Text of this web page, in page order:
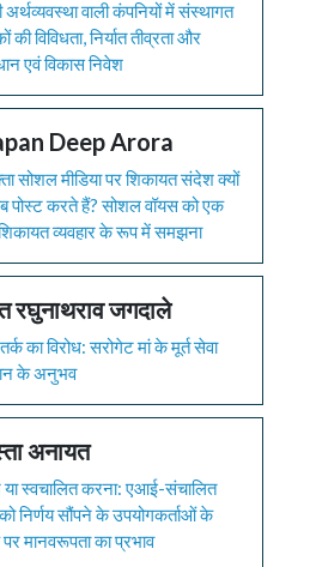
वाली कंपनियों में संस्थागत
की विविधता, निर्यात तीव्रता और
एवं विकास निवेश
Deep Arora
सोशल मीडिया पर शिकायत संदेश क्यों
पोस्ट करते हैं? सोशल वॉयस को एक
व्यवहार के रूप में समझना
रघुनाथराव जगदाले
का विरोध: सरोगेट मां के मूर्त सेवा
के अनुभव
अनायत
या स्वचालित करना: एआई-संचालित
निर्णय सौंपने के उपयोगकर्ताओं के
मानवरूपता का प्रभाव